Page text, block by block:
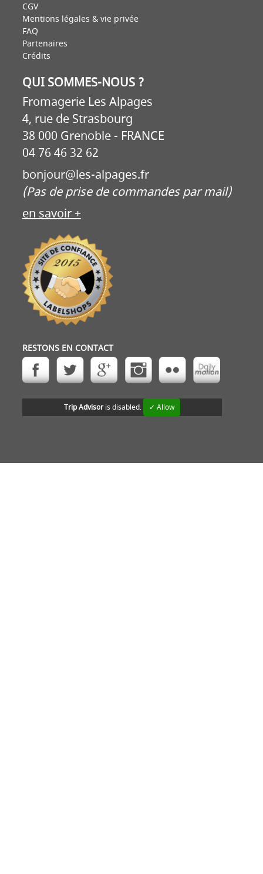
CGV
Mentions légales & vie privée
FAQ
Partenaires
Crédits
QUI SOMMES-NOUS ?
Fromagerie Les Alpages
4, rue de Strasbourg
38 000 Grenoble - FRANCE
04 76 46 32 62
bonjour@les-alpages.fr
(Pas de prise de commandes par mail)
en savoir +
RESTONS EN CONTACT
Trip Advisoris disabled. ✓ Allow